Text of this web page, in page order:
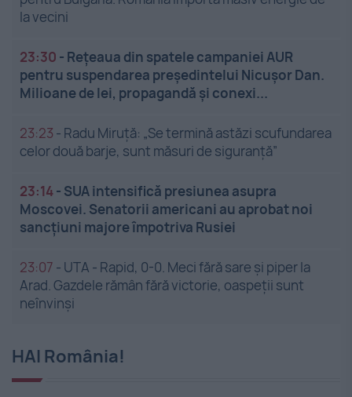
la vecini
23:30 - Rețeaua din spatele campaniei AUR
pentru suspendarea președintelui Nicușor Dan.
Milioane de lei, propagandă și conexi...
23:23 - Radu Miruță: „Se termină astăzi scufundarea
celor două barje, sunt măsuri de siguranţă”
23:14- SUA intensifică presiunea asupra
Moscovei. Senatorii americani au aprobat noi
sancțiuni majore împotriva Rusiei
23:07 - UTA - Rapid, 0-0. Meci fără sare și piper la
Arad. Gazdele rămân fără victorie, oaspeții sunt
neînvinși
HAI România!